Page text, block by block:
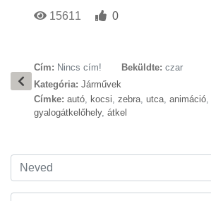
15611
0
Cím: Nincs cím! Beküldte: czar
Kategória: Járművek
Címke: autó, kocsi, zebra, utca, animáció,
gyalogátkelőhely, átkel